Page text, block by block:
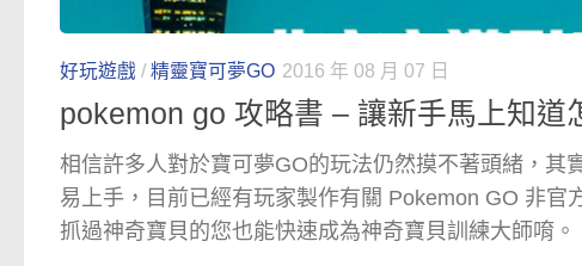
好玩遊戲 / 精靈寶可夢GO 2016 年 08 月 07 日
pokemon go 攻略書 – 讓新手馬上知道
相信許多人對於寶可夢GO的玩法仍然摸不著頭緒，其
易上手，目前已經有玩家製作有關 Pokemon GO 非官
抓過神奇寶貝的您也能快速成為神奇寶貝訓練大師唷。